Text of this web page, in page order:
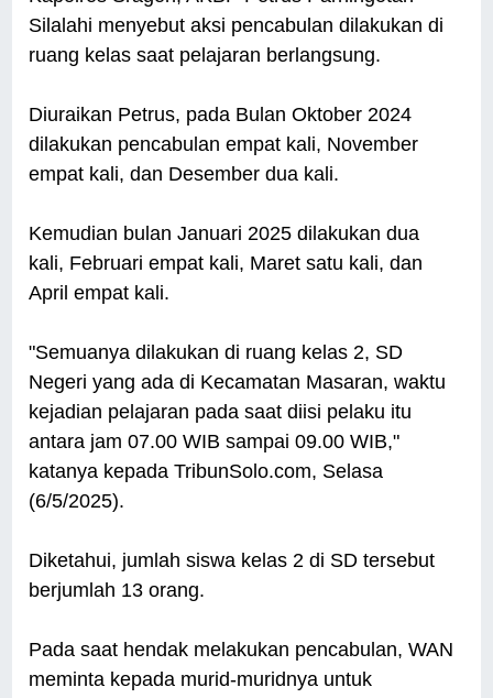
Silalahi menyebut aksi pencabulan dilakukan di
ruang kelas saat pelajaran berlangsung.
Diuraikan Petrus, pada Bulan Oktober 2024
dilakukan pencabulan empat kali, November
empat kali, dan Desember dua kali.
Kemudian bulan Januari 2025 dilakukan dua
kali, Februari empat kali, Maret satu kali, dan
April empat kali.
"Semuanya dilakukan di ruang kelas 2, SD
Negeri yang ada di Kecamatan Masaran, waktu
kejadian pelajaran pada saat diisi pelaku itu
antara jam 07.00 WIB sampai 09.00 WIB,"
katanya kepada TribunSolo.com, Selasa
(6/5/2025).
Diketahui, jumlah siswa kelas 2 di SD tersebut
berjumlah 13 orang.
Pada saat hendak melakukan pencabulan, WAN
meminta kepada murid-muridnya untuk